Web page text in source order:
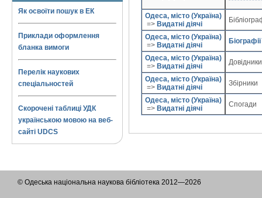
Як освоїти пошук в ЕК
Приклади оформлення
бланка вимоги
Перелік наукових
спеціальностей
Скорочені таблиці УДК
українською мовою на веб-
сайті UDCS
Одеса, місто (Україна)
=> Видатні діячі
Одеса, місто (Україна)
=> Видатні діячі Біографії
Одеса, місто (Україна)
=> Видатні діячі
Одеса, місто (Україна)
=> Видатні діячі Збірники
Одеса, місто (Україна)
=> Видатні діячі Спогади
© Одеська національна наукова бібліотека 2012—2026